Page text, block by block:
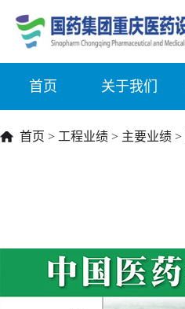
首页 关于我们
首页 > 工程业绩 > 主要业绩 >